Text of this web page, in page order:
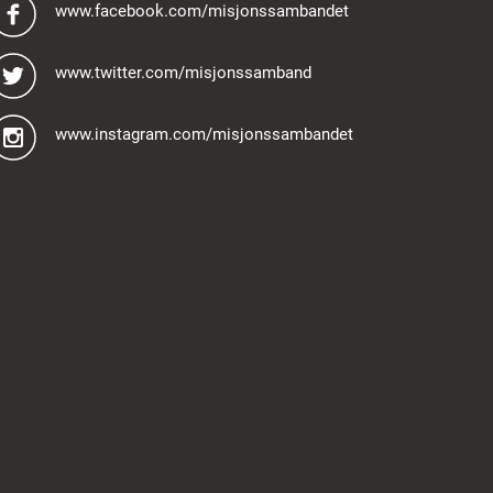
www.facebook.com/misjonssambandet
www.twitter.com/misjonssamband
www.instagram.com/misjonssambandet